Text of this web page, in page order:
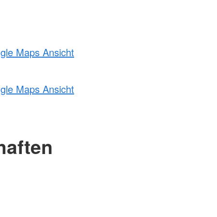
Maps Ansicht
Maps Ansicht